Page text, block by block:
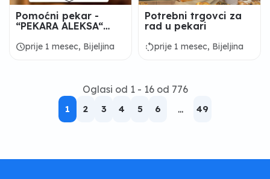
Pomoćni pekar -
“PEKARA ALEKSA“
scheduleprije 1 mesec, Bijeljina
Potrebni trgovci za
rad u pekari
rotate_leftprije 1 mesec, Bijeljina
Oglasi od 1 - 16 od 776
1 2 3 4 5 6 ... 49